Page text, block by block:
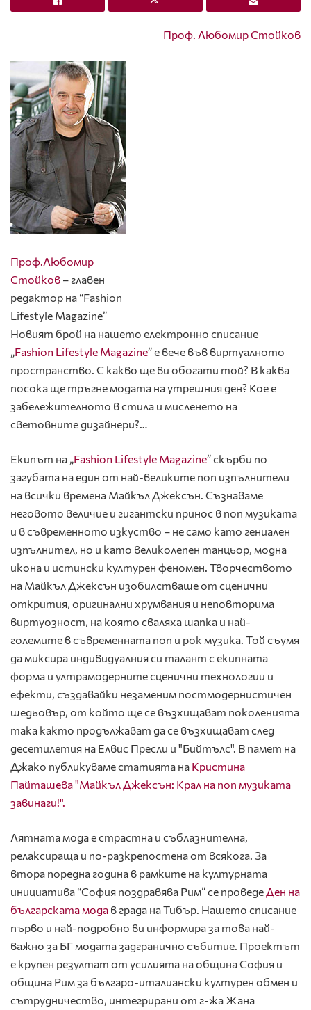
Проф. Любомир Стойков
Проф.Любомир
Стойков – главен
редактор на “Fashion
Lifestyle Magazine”
Новият брой на нашето електронно списание
„Fashion Lifestyle Magazine” е вече във виртуалното
пространство. С какво ще ви обогати той? В каква
посока ще тръгне модата на утрешния ден? Кое е
забележителното в стила и мисленето на
световните дизайнери?…
Екипът на „Fashion Lifestyle Magazine” скърби по
загубата на един от най-великите поп изпълнители
на всички времена Майкъл Джексън. Съзнаваме
неговото величие и гигантски принос в поп музиката
и в съвременното изкуство – не само като гениален
изпълнител, но и като великолепен танцьор, модна
икона и истински културен феномен. Творчеството
на Майкъл Джексън изобилстваше от сценични
открития, оригинални хрумвания и неповторима
виртуозност, на която сваляха шапка и най-
големите в съвременната поп и рок музика. Той съумя
да миксира индивидуалния си талант с екипната
форма и ултрамодерните сценични технологии и
ефекти, създавайки незаменим постмодернистичен
шедьовър, от който ще се възхищават поколенията
така както продължават да се възхищават след
десетилетия на Елвис Пресли и "Бийтълс". В памет на
Джако публикуваме статията на Кристина
Пайташева "Майкъл Джексън: Крал на поп музиката
завинаги!".
Лятната мода е страстна и съблазнителна,
релаксираща и по-разкрепостена от всякога. За
втора поредна година в рамките на културната
инициатива “София поздравява Рим” се проведе Ден на
българската мода в града на Тибър. Нашето списание
първо и най-подробно ви информира за това най-
важно за БГ модата задгранично събитие. Проектът
е крупен резултат от усилията на община София и
община Рим за българо-италиански културен обмен и
сътрудничество, интегрирани от г-жа Жана